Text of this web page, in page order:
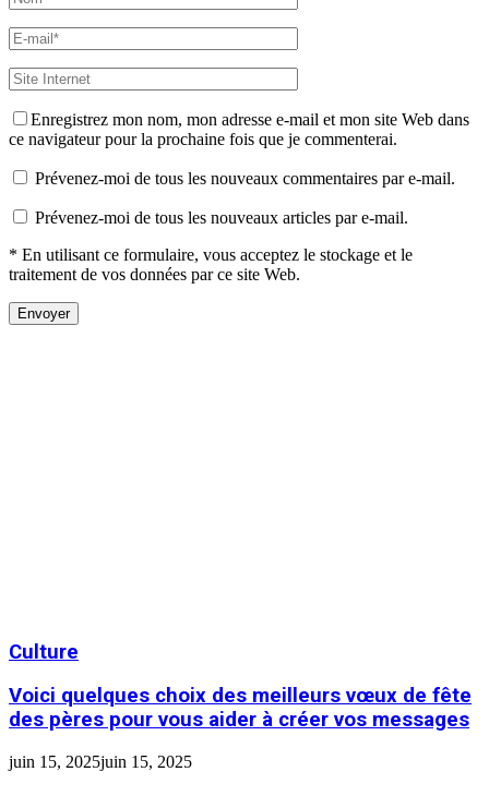
Enregistrez mon nom, mon adresse e-mail et mon site Web dans
ce navigateur pour la prochaine fois que je commenterai.
Prévenez-moi de tous les nouveaux commentaires par e-mail.
Prévenez-moi de tous les nouveaux articles par e-mail.
* En utilisant ce formulaire, vous acceptez le stockage et le
traitement de vos données par ce site Web.
Culture
Voici quelques choix des meilleurs vœux de fête
des pères pour vous aider à créer vos messages
juin 15, 2025juin 15, 2025